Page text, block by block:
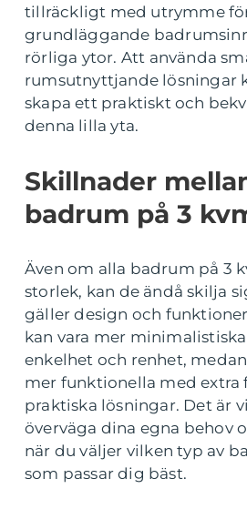
tillräckligt med utrymme
grundläggande
rörliga ytor. Att använda
rumsutnyttjande lösningar
skapa ett praktiskt och
denna lilla yta.
Skillnader
badrum på 3
Även om alla badrum på 3
storlek, kan de ändå skilja
gäller design och
kan vara mer
enkelhet och renhet,
mer funktionella med extra
praktiska lösningar. Det är
överväga dina egna behov
när du väljer vilken typ av
som passar dig bäst.